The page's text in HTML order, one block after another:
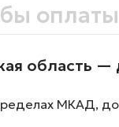
оплаты
область —
МКАД,